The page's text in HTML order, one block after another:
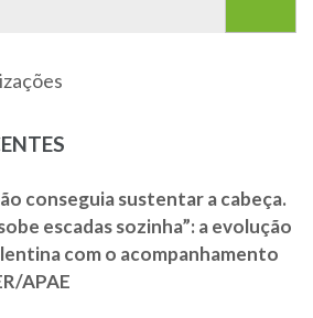
conseguia sustentar a cabeça.
escadas sozinha”: a evolução
com o acompanhamento
APAE